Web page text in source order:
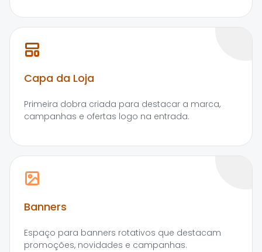
Capa da Loja
Primeira dobra criada para destacar a marca,
campanhas e ofertas logo na entrada.
Banners
Espaço para banners rotativos que destacam
promoções, novidades e campanhas.